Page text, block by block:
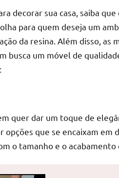
decorar sua casa, saiba
para quem deseja um
da resina. Além disso, as
busca um móvel de
quer dar um toque de
opções que se encaixam em
o tamanho e o acabamento